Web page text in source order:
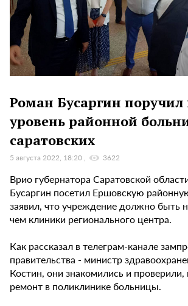
Роман Бусаргин поручил
уровень районной
саратовских
5 августа 2022, 18:20 3622
Врио губернатора Саратовской
Бусаргин посетил Ершовскую
заявил, что учреждение должно быть
чем клиники регионального центра.
Как рассказал в телеграм-канале
правительства - министр
Костин, они знакомились и проверили,
ремонт в поликлинике больницы.